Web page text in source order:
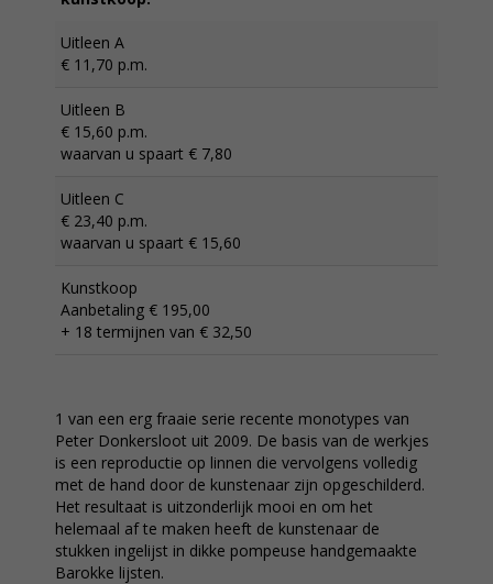
Uitleen A
€ 11,70 p.m.
Uitleen B
€ 15,60 p.m.
waarvan u spaart € 7,80
Uitleen C
€ 23,40 p.m.
waarvan u spaart € 15,60
Kunstkoop
Aanbetaling € 195,00
+ 18 termijnen van € 32,50
1 van een erg fraaie serie recente monotypes van
Peter Donkersloot uit 2009. De basis van de werkjes
is een reproductie op linnen die vervolgens volledig
met de hand door de kunstenaar zijn opgeschilderd.
Het resultaat is uitzonderlijk mooi en om het
helemaal af te maken heeft de kunstenaar de
stukken ingelijst in dikke pompeuse handgemaakte
Barokke lijsten.